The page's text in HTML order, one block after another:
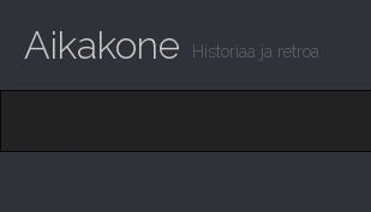
Aikakone Historiaa ja retroa